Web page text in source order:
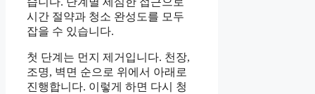
시간 절약과 청소 완성도를 모두
잡을 수 있습니다.
첫 단계는 먼지 제거입니다. 천장,
조명, 벽면 순으로 위에서 아래로
진행합니다. 이렇게 하면 다시 청